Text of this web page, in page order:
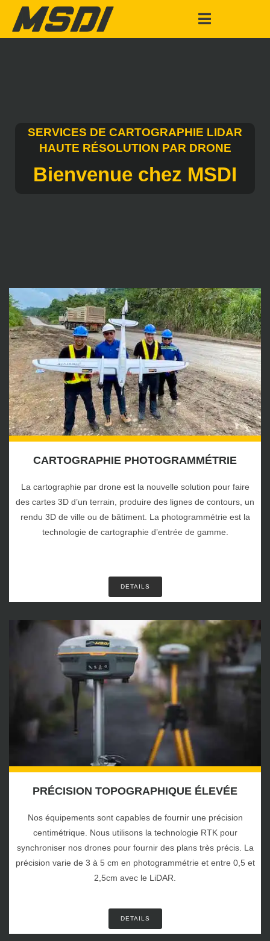
SERVICES DE CARTOGRAPHIE LIDAR
HAUTE RÉSOLUTION PAR DRONE
Bienvenue chez MSDI
CARTOGRAPHIE PHOTOGRAMMÉTRIE
La cartographie par drone est la nouvelle solution pour faire
des cartes 3D d’un terrain, produire des lignes de contours, un
rendu 3D de ville ou de bâtiment. La photogrammétrie est la
technologie de cartographie d’entrée de gamme.
DETAILS
PRÉCISION TOPOGRAPHIQUE ÉLEVÉE
Nos équipements sont capables de fournir une précision
centimétrique. Nous utilisons la technologie RTK pour
synchroniser nos drones pour fournir des plans très précis. La
précision varie de 3 à 5 cm en photogrammétrie et entre 0,5 et
2,5cm avec le LiDAR.
DETAILS